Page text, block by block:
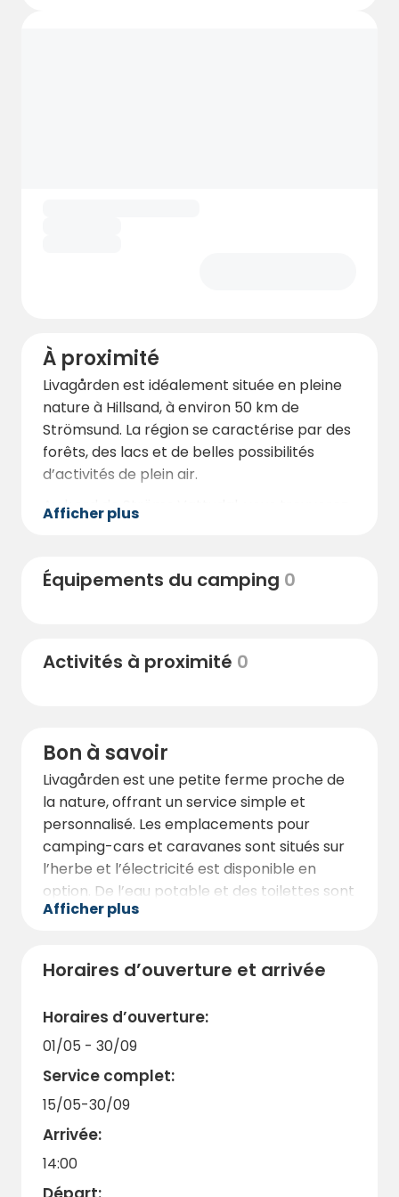
À proximité
Livagården est idéalement située en pleine
nature à Hillsand, à environ 50 km de
Strömsund. La région se caractérise par des
forêts, des lacs et de belles possibilités
d’activités de plein air.
Au bord de Ströms Vattudal, vous trouverez
des possibilités de baignade, de sauna et de
parfaitement à la randonnée, au cyclisme et
à l’observation de la nature. Livagården
la Route des Terres Sauvages
Afficher plus
Équipements du camping 0
Activités à proximité 0
Bon à savoir
Livagården est une petite ferme proche de
la nature, offrant un service simple et
personnalisé. Les emplacements pour
camping-cars et caravanes sont situés sur
l’herbe et l’électricité est disponible en
option. De l’eau potable et des toilettes sont
à disposition, tandis que la douche est
modique.
également ungîte et des chambres
ceux qui préfèrent un hébergement plus
traditionnel.
Un sauna au bois, des kayaks et une barque
sont disponibles à la location. Nous
disposons également d’une petite épicerie-
kiosque proposant boissons, eau, glaces et
Afficher plus
Horaires d’ouverture et arrivée
Horaires d’ouverture:
01/05 - 30/09
Service complet:
15/05-30/09
Arrivée:
14:00